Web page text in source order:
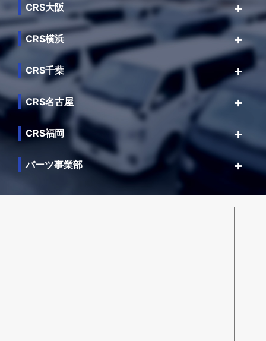
CRS大阪
CRS横浜
CRS千葉
CRS名古屋
CRS福岡
パーツ事業部